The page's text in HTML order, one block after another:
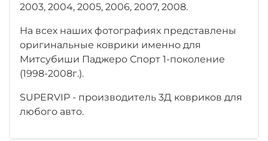
2003, 2004, 2005, 2006, 2007, 2008.
На всех наших фотографиях представлены
оригинальные коврики именно для
Митсубиши Паджеро Спорт 1-поколение
(1998-2008г.).
SUPERVIP - производитель 3Д ковриков для
любого авто.